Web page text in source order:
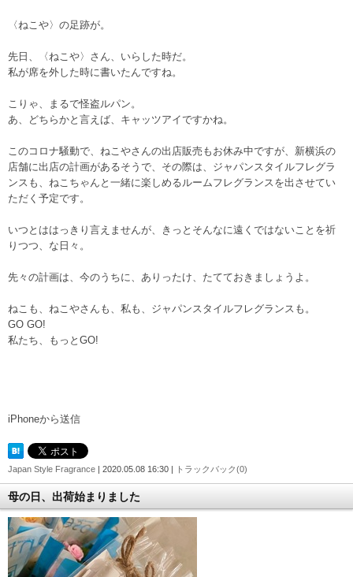
〈ねこや〉の足跡が。
先日、〈ねこや〉さん、いらした時だ。
私が席を外した時に書いたんですね。
こりゃ、まるで怪盗ルパン。
あ、どちらかと言えば、キャッツアイですかね。
このコロナ騒動で、ねこやさんの出店販売もお休み中ですが、新横浜の
店舗に出店の計画があるそうで、その際は、ジャパンスタイルフレグラ
ンスも、ねこちゃんと一緒に楽しめるルームフレグランスを出させてい
ただく予定です。
いつとははっきり言えませんが、きっとそんなに遠くではないことを祈
りつつ、な日々。
先々の計画は、今のうちに、ありったけ、たてておきましょうよ。
ねこも、ねこやさんも、私も、ジャパンスタイルフレグランスも。
GO GO!
私たち、もっとGO!
iPhoneから送信
Japan Style Fragrance | 2020.05.08 16:30 | トラックバック(0)
母の日、出荷始まりました